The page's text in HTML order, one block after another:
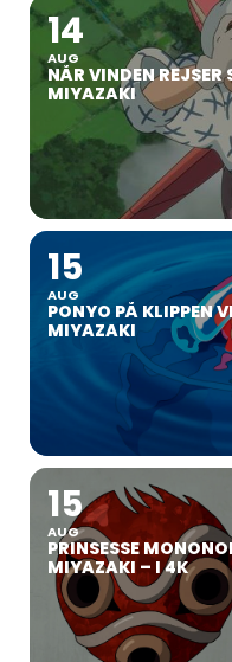
14
AUG
NÅR VINDEN
MIYAZAKI
15
AUG
PONYO PÅ KLIPPEN
MIYAZAKI
15
AUG
PRINSESSE
MIYAZAKI – I 4K